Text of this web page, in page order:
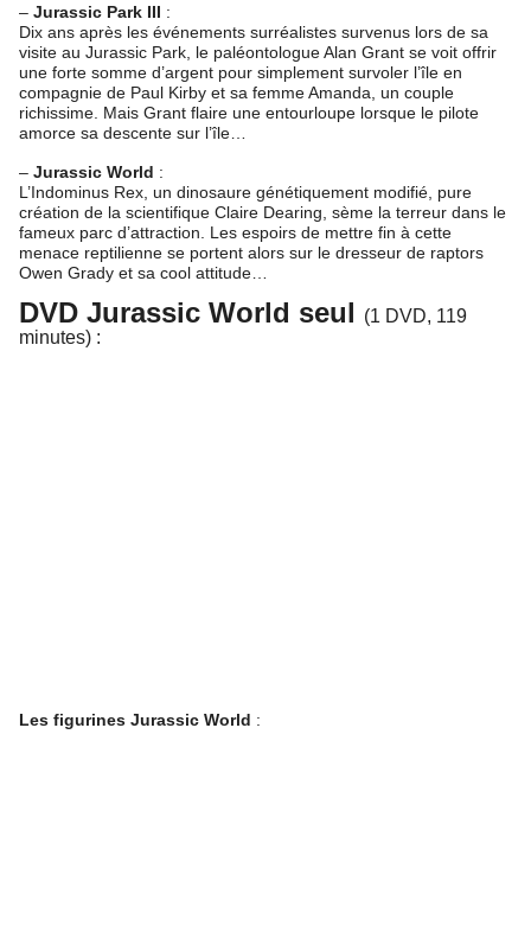
– Jurassic Park III :
Dix ans après les événements surréalistes survenus lors de sa
visite au Jurassic Park, le paléontologue Alan Grant se voit offrir
une forte somme d’argent pour simplement survoler l’île en
compagnie de Paul Kirby et sa femme Amanda, un couple
richissime. Mais Grant flaire une entourloupe lorsque le pilote
amorce sa descente sur l’île…
– Jurassic World :
L’Indominus Rex, un dinosaure génétiquement modifié, pure
création de la scientifique Claire Dearing, sème la terreur dans le
fameux parc d’attraction. Les espoirs de mettre fin à cette
menace reptilienne se portent alors sur le dresseur de raptors
Owen Grady et sa cool attitude…
DVD Jurassic World seul (1 DVD, 119
minutes) :
Les figurines Jurassic World :